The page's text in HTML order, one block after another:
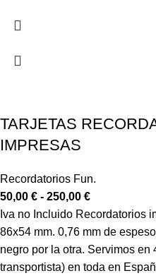
TARJETAS
IMPRESAS
Recordatorios Fun.
50,00 € - 250,00 €
Iva no Incluido Recordatorios
86x54 mm. 0,76 mm de
negro por la otra. Servimos en
transportista) en toda en